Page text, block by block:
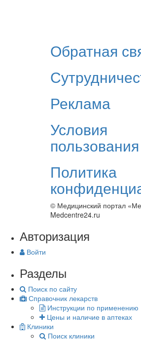
Обратная
Реклама
Условия
пользования
Политика
© Медицинский портал
Medcentre24.ru
Авторизация
Войти
Разделы
Поиск по сайту
Справочник лекарств
Инструкции по применению
Цены и наличие в аптеках
Клиники
Поиск клиники